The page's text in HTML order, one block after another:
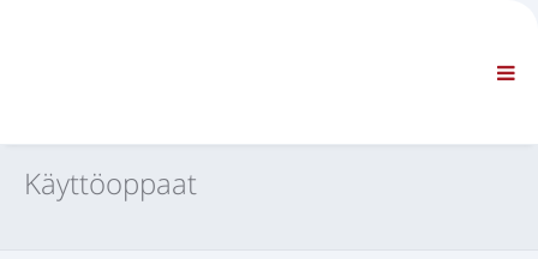
VAKIONAVIGOINTI
EHDOT JA EDELLYTYKSET
Käyttöoppaat